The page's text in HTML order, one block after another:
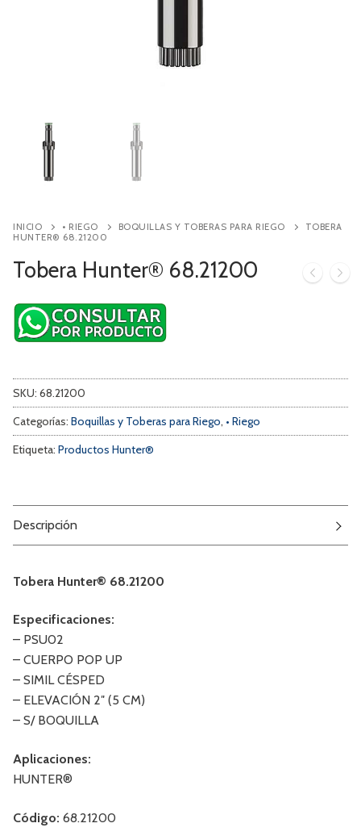
Contacto
INICIO • RIEGO BOQUILLAS Y TOBERAS PARA RIEGO
TOBERA
HUNTER® 68.21200
Tobera Hunter® 68.21200
SKU: 68.21200
Categorías: Boquillas y Toberas para Riego, • Riego
Etiqueta: Productos Hunter®
Descripción
Tobera Hunter® 68.21200
Especificaciones:
– PSU02
– CUERPO POP UP
– SIMIL CÉSPED
– ELEVACIÓN 2″ (5 CM)
– S/ BOQUILLA
Aplicaciones:
HUNTER®
Código: 68.21200